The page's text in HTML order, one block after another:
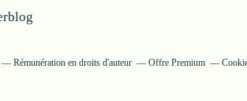
Rémunération en droits d'auteur Offre Premium